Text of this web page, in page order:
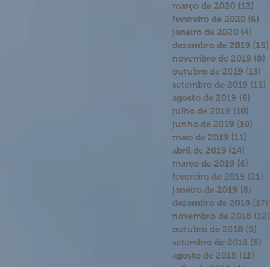
março de 2020 (12)
fevereiro de 2020 (6)
janeiro de 2020 (4)
dezembro de 2019 (15)
novembro de 2019 (8)
outubro de 2019 (13)
setembro de 2019 (11)
agosto de 2019 (6)
julho de 2019 (10)
junho de 2019 (10)
maio de 2019 (11)
abril de 2019 (14)
março de 2019 (6)
fevereiro de 2019 (21)
janeiro de 2019 (8)
dezembro de 2018 (17)
novembro de 2018 (12)
outubro de 2018 (5)
setembro de 2018 (5)
agosto de 2018 (11)